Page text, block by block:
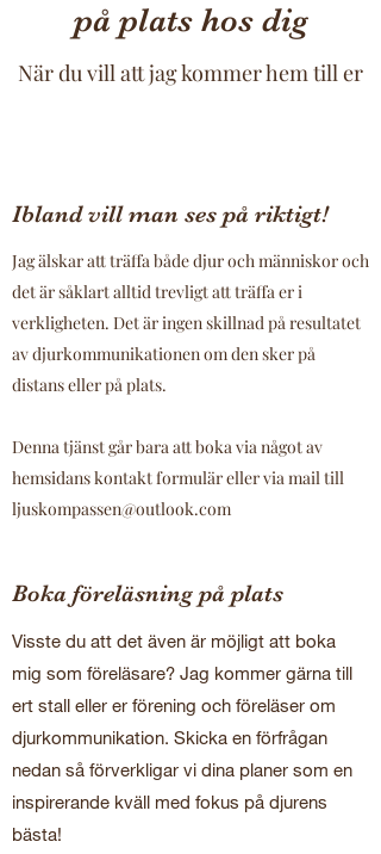
på plats hos dig
När du vill att jag kommer hem till er
Ibland vill man ses på riktigt!
Jag älskar att träffa både djur och människor och
det är såklart alltid trevligt att träffa er i
verkligheten. Det är ingen skillnad på resultatet
av djurkommunikationen om den sker på
distans eller på plats.
Denna tjänst går bara att boka via något av
hemsidans kontakt formulär eller via mail till
ljuskompassen@outlook.com
Boka föreläsning på plats
Visste du att det även är möjligt att boka
mig som föreläsare? Jag kommer gärna till
ert stall eller er förening och föreläser om
djurkommunikation. Skicka en förfrågan
nedan så förverkligar vi dina planer som en
inspirerande kväll med fokus på djurens
bästa!